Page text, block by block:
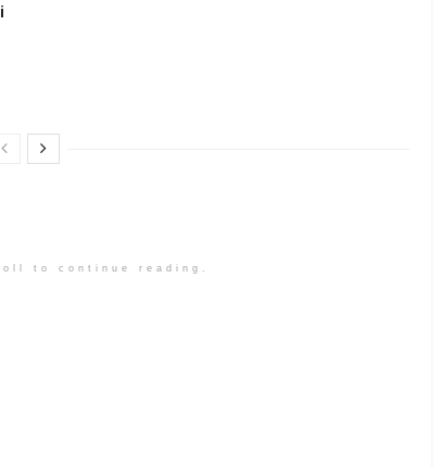
to continue reading.